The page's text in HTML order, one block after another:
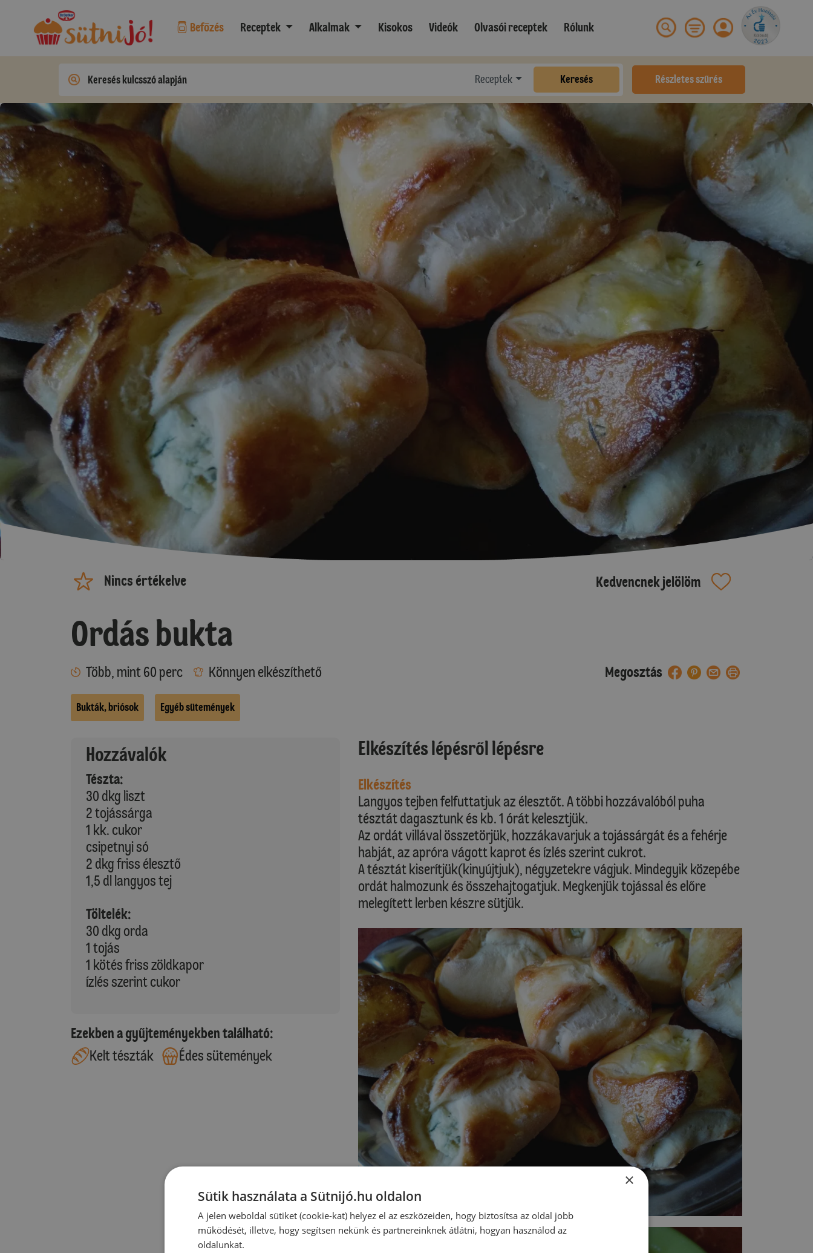
Befőzés Receptek Alkalmak Kisokos Videók Olvasói receptek Rólunk
Receptek Keresés Részletes szűrés
Nincs értékelve Kedvencnek jelölöm
Ordás bukta
Több, mint 60 perc Könnyen elkészíthető Megosztás
Bukták, briósok Egyéb sütemények
Hozzávalók
Tészta:
30 dkg liszt
2 tojássárga
1 kk. cukor
csipetnyi só
2 dkg friss élesztő
1,5 dl langyos tej
Töltelék:
30 dkg orda
1 tojás
1 kötés friss zöldkapor
ízlés szerint cukor
Ezekben a gyűjteményekben található:
Kelt tészták
Édes sütemények
Elkészítés lépésről lépésre
Elkészítés
Langyos tejben felfuttatjuk az élesztőt. A többi hozzávalóból puha
tésztát dagasztunk és kb. 1 órát kelesztjük.
Az ordát villával összetörjük, hozzákavarjuk a tojássárgát és a fehérje
habját, az apróra vágott kaprot és ízlés szerint cukrot.
A tésztát kiserítjük(kinyújtjuk), négyzetekre vágjuk. Mindegyik közepébe
ordát halmozunk és összehajtogatjuk. Megkenjük tojással és előre
melegített lerben készre sütjük.
×
Sütik használata a Sütnijó.hu oldalon
A jelen weboldal sütiket (cookie-kat) helyez el az eszközeiden, hogy biztosítsa az oldal jobb
működését, illetve, hogy segítsen nekünk és partnereinknek átlátni, hogyan használod az
oldalunkat.